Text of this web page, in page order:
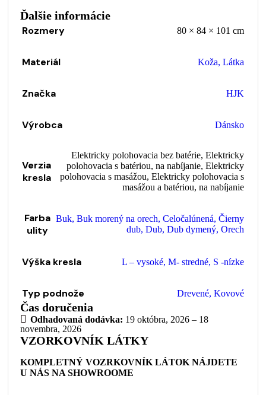
Ďalšie informácie
Rozmery 80 × 84 × 101 cm
Materiál Koža, Látka
Značka HJK
Výrobca Dánsko
Verzia
kresla
Elektricky polohovacia bez batérie, Elektricky
polohovacia s batériou, na nabíjanie, Elektricky
polohovacia s masážou, Elektricky polohovacia s
masážou a batériou, na nabíjanie
Farba
ulity
Buk, Buk morený na orech, Celočalúnená, Čierny
dub, Dub, Dub dymený, Orech
Výška kresla L – vysoké, M- stredné, S -nízke
Typ podnože Drevené, Kovové
Čas doručenia
Odhadovaná dodávka: 19 októbra, 2026 – 18
novembra, 2026
VZORKOVNÍK LÁTKY
KOMPLETNÝ VOZRKOVNÍK LÁTOK NÁJDETE
U NÁS NA SHOWROOME